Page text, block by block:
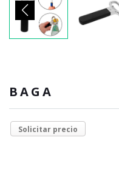
BAGA
Solicitar precio